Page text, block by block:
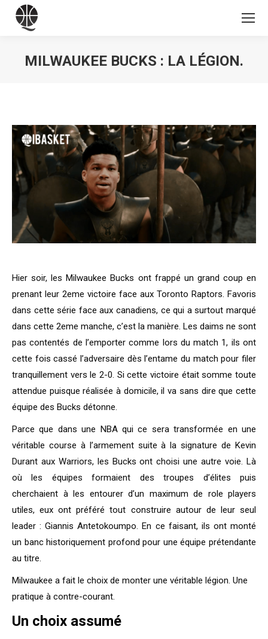
MILWAUKEE BUCKS : LA LÉGION.
Hier soir, les Milwaukee Bucks ont frappé un grand coup en
prenant leur 2eme victoire face aux Toronto Raptors. Favoris
dans cette série face aux canadiens, ce qui a surtout marqué
dans cette 2eme manche, c’est la manière. Les daims ne sont
pas contentés de l’emporter comme lors du match 1, ils ont
cette fois cassé l’adversaire dès l’entame du match pour filer
tranquillement vers le 2-0. Si cette victoire était somme toute
attendue puisque réalisée à domicile, il va sans dire que cette
équipe des Bucks détonne.
Parce que dans une NBA qui ce sera transformée en une
véritable course à l’armement suite à la signature de Kevin
Durant aux Warriors, les Bucks ont choisi une autre voie. Là
où les équipes formaient des troupes d’élites puis
cherchaient à les entourer d’un maximum de role players
utiles, eux ont préféré tout construire autour de leur seul
leader : Giannis Antetokoumpo. En ce faisant, ils ont monté
un banc historiquement profond pour une équipe prétendante
au titre.
Milwaukee a fait le choix de monter une véritable légion. Une
pratique à contre-courant.
Un choix assumé